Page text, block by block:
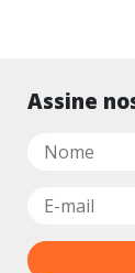
Assine